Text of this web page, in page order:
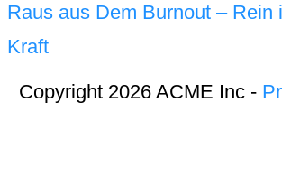
Raus aus Dem Burnout – Rein
Kraft
Copyright 2026 ACME Inc -